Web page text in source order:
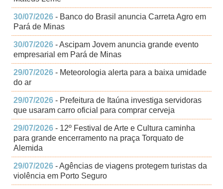
30/07/2026 - Banco do Brasil anuncia Carreta Agro em
Pará de Minas
30/07/2026 - Ascipam Jovem anuncia grande evento
empresarial em Pará de Minas
29/07/2026 - Meteorologia alerta para a baixa umidade
do ar
29/07/2026 - Prefeitura de Itaúna investiga servidoras
que usaram carro oficial para comprar cerveja
29/07/2026 - 12º Festival de Arte e Cultura caminha
para grande encerramento na praça Torquato de
Alemida
29/07/2026 - Agências de viagens protegem turistas da
violência em Porto Seguro